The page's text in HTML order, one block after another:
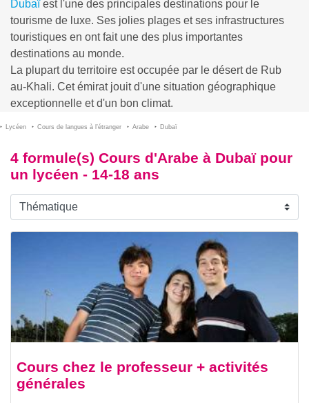
Dubaïest l'une des principales destinations pour le
tourisme de luxe. Ses jolies plages et ses infrastructures
touristiques en ont fait une des plus importantes
destinations au monde.
La plupart du territoire est occupée par le désert de Rub
au-Khali. Cet émirat jouit d'une situation géographique
exceptionnelle et d'un bon climat.
Lycéen Cours de langues à l’étranger Arabe Dubaï
4 formule(s) Cours d'Arabe à Dubaï pour
un lycéen - 14-18 ans
Cours chez le professeur + activités
générales